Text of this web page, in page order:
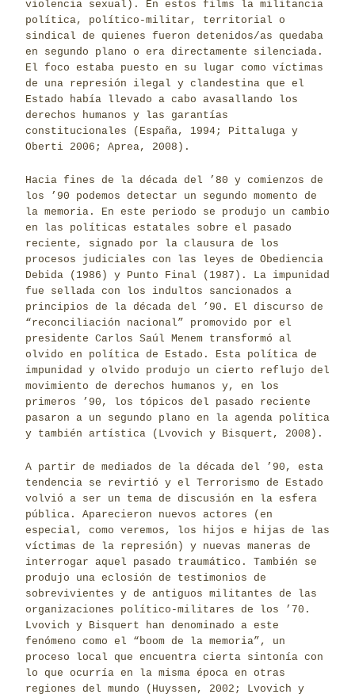
violencia sexual). En estos films la militancia
política, político-militar, territorial o
sindical de quienes fueron detenidos/as quedaba
en segundo plano o era directamente silenciada.
El foco estaba puesto en su lugar como víctimas
de una represión ilegal y clandestina que el
Estado había llevado a cabo avasallando los
derechos humanos y las garantías
constitucionales (España, 1994; Pittaluga y
Oberti 2006; Aprea, 2008).
Hacia fines de la década del ’80 y comienzos de
los ’90 podemos detectar un segundo momento de
la memoria. En este periodo se produjo un cambio
en las políticas estatales sobre el pasado
reciente, signado por la clausura de los
procesos judiciales con las leyes de Obediencia
Debida (1986) y Punto Final (1987). La impunidad
fue sellada con los indultos sancionados a
principios de la década del ’90. El discurso de
“reconciliación nacional” promovido por el
presidente Carlos Saúl Menem transformó al
olvido en política de Estado. Esta política de
impunidad y olvido produjo un cierto reflujo del
movimiento de derechos humanos y, en los
primeros ’90, los tópicos del pasado reciente
pasaron a un segundo plano en la agenda política
y también artística (Lvovich y Bisquert, 2008).
A partir de mediados de la década del ’90, esta
tendencia se revirtió y el Terrorismo de Estado
volvió a ser un tema de discusión en la esfera
pública. Aparecieron nuevos actores (en
especial, como veremos, los hijos e hijas de las
víctimas de la represión) y nuevas maneras de
interrogar aquel pasado traumático. También se
produjo una eclosión de testimonios de
sobrevivientes y de antiguos militantes de las
organizaciones político-militares de los ’70.
Lvovich y Bisquert han denominado a este
fenómeno como el “boom de la memoria”, un
proceso local que encuentra cierta sintonía con
lo que ocurría en la misma época en otras
regiones del mundo (Huyssen, 2002; Lvovich y